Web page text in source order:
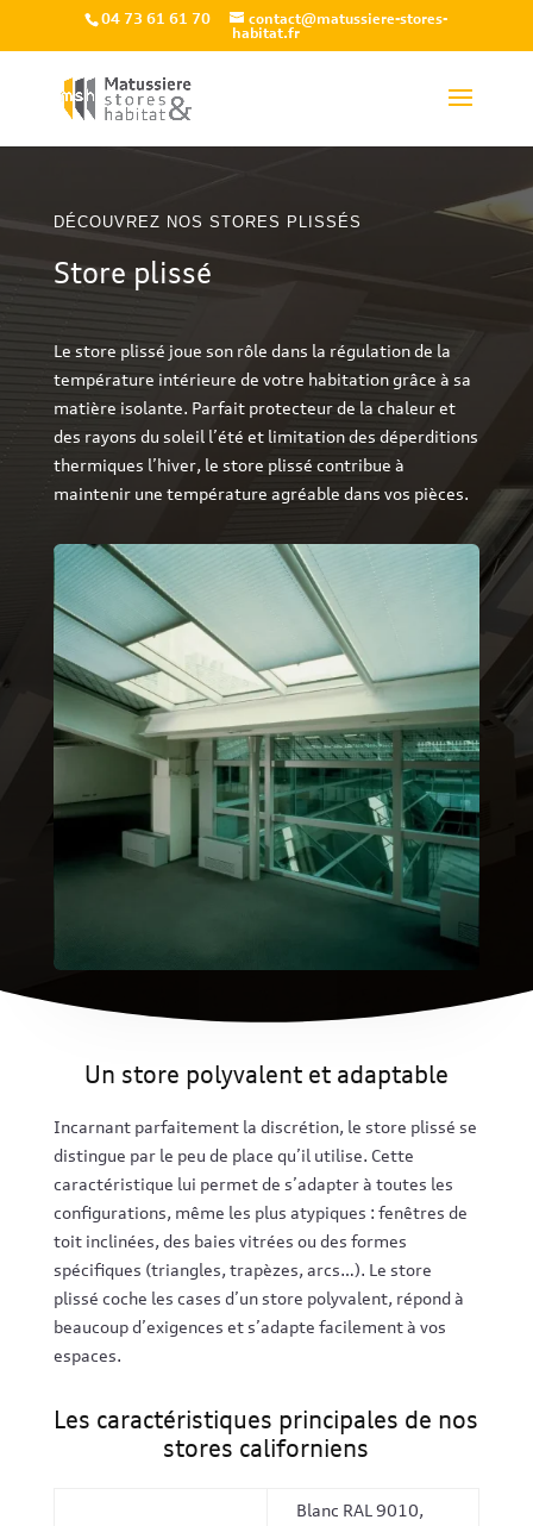
04 73 61 61 70
contact@matussiere-stores-
habitat.fr
DÉCOUVREZ NOS STORES PLISSÉS
Store plissé
Le store plissé joue son rôle dans la régulation de la
température intérieure de votre habitation grâce à sa
matière isolante. Parfait protecteur de la chaleur et
des rayons du soleil l’été et limitation des déperditions
thermiques l’hiver, le store plissé contribue à
maintenir une température agréable dans vos pièces.
Un store polyvalent et adaptable
Incarnant parfaitement la discrétion, le store plissé se
distingue par le peu de place qu’il utilise. Cette
caractéristique lui permet de s’adapter à toutes les
configurations, même les plus atypiques : fenêtres de
toit inclinées, des baies vitrées ou des formes
spécifiques (triangles, trapèzes, arcs…). Le store
plissé coche les cases d’un store polyvalent, répond à
beaucoup d’exigences et s’adapte facilement à vos
espaces.
Les caractéristiques principales de nos
stores californiens
Blanc RAL 9010,